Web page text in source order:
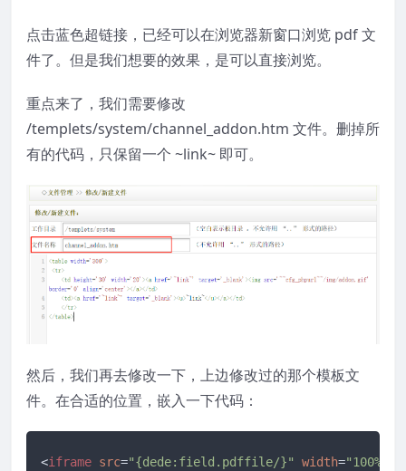
点击蓝色超链接，已经可以在浏览器新窗口浏览 pdf 文
件了。但是我们想要的效果，是可以直接浏览。
重点来了，我们需要修改
/templets/system/channel_addon.htm 文件。删掉所
有的代码，只保留一个 ~link~ 即可。
然后，我们再去修改一下，上边修改过的那个模板文
件。在合适的位置，嵌入一下代码：
<iframe src="{dede:field.pdffile/}" width="100%"